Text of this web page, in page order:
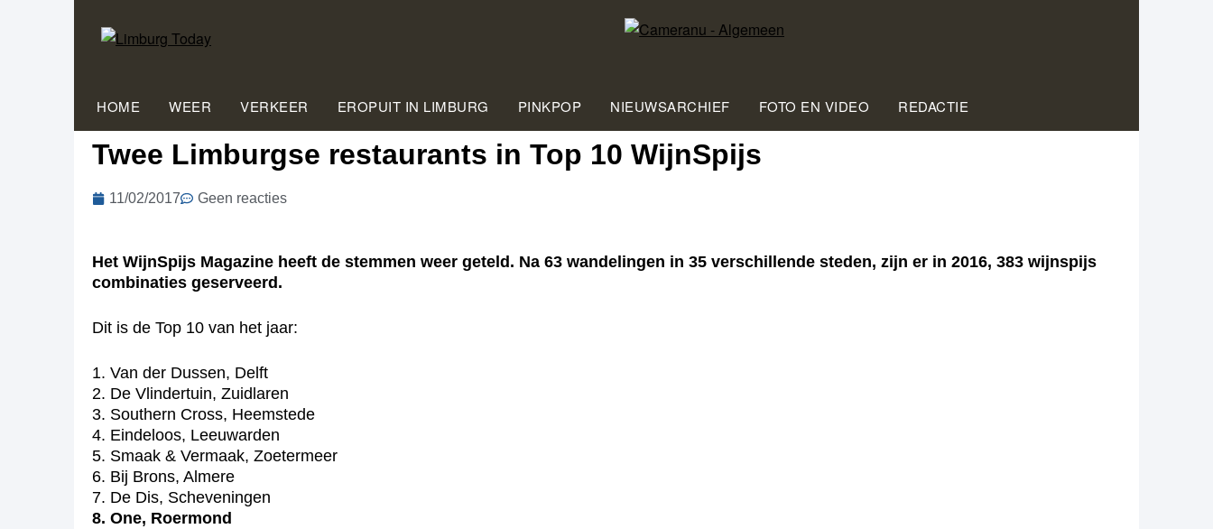
HOME WEER VERKEER EROPUIT IN LIMBURG PINKPOP NIEUWSARCHIEF FOTO EN VIDEO REDACTIE
Twee Limburgse restaurants in Top 10 WijnSpijs
11/02/2017 Geen reacties
Het WijnSpijs Magazine heeft de stemmen weer geteld. Na 63 wandelingen in 35 verschillende steden, zijn er in 2016, 383 wijnspijs
combinaties geserveerd.
Dit is de Top 10 van het jaar:
1. Van der Dussen, Delft
2. De Vlindertuin, Zuidlaren
3. Southern Cross, Heemstede
4. Eindeloos, Leeuwarden
5. Smaak & Vermaak, Zoetermeer
6. Bij Brons, Almere
7. De Dis, Scheveningen
8. One, Roermond